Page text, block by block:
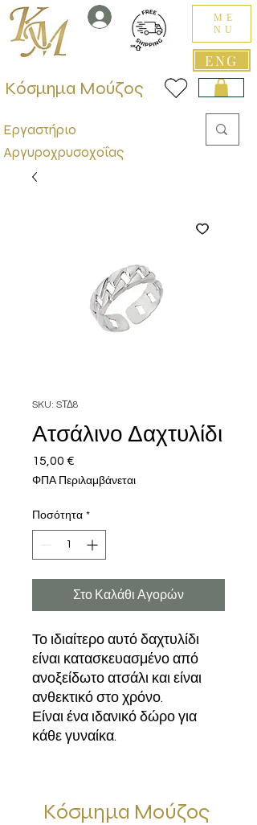
ENG
ME
NU
Εργαστήριο
Αργυροχρυσοχοΐας
Κόσμημα Μούζος
SKU: SΤΔ8
Ατσάλινο Δαχτυλίδι
15,00 €
ΦΠΑ Περιλαμβάνεται
Ποσότητα *
Στο Καλάθι Αγορών
Το ιδιαίτερο αυτό δαχτυλίδι
είναι κατασκευασμένο από
ανοξείδωτο ατσάλι και είναι
ανθεκτικό στο χρόνο.
Είναι ένα ιδανικό δώρο για
κάθε γυναίκα.
Κόσμημα Μούζος